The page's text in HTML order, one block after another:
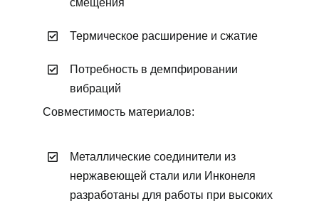
Термическое расширение и сжатие
Потребность в демпфировании
вибраций
Совместимость материалов:
Металлические соединители из
нержавеющей стали или Инконеля
разработаны для работы при высоких